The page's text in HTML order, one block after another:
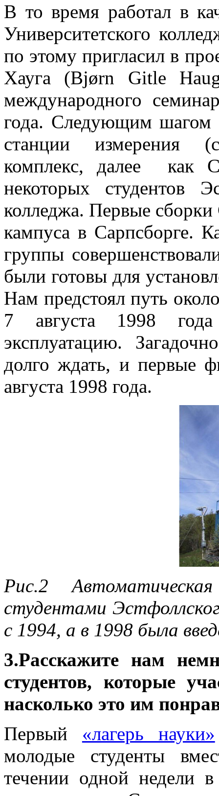
В то время работал в
Университетского
по этому пригласил в
Хауга (Bjørn Gitle
международного
года. Следующим шагом
станции измерения
комплекс, далее как
некоторых студентов
колледжа. Первые
кампуса в Сарпсборге.
группы
были готовы для
Нам предстоял путь
7 августа 1998
эксплуатацию.
долго ждать, и первые
августа 1998 года.
Рис.2
студентами
с 1994, а в 1998 была
3.Расскажите нам
студентов, которые
насколько это им
Первый «лагерь науки»
молодые студенты
течении одной недели